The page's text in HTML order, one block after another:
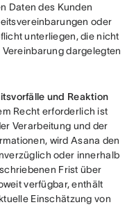
Daten des Kunden
oder
unterliegen, die nicht
dargelegten
und Reaktion
Recht erforderlich ist
Verarbeitung und der
wird Asana den
oder innerhalb
Frist über
verfügbar, enthält
Einschätzung von